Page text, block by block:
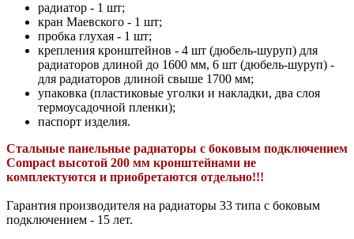
радиатор - 1 шт;
кран Маевского - 1 шт;
пробка глухая - 1 шт;
крепления кронштейнов - 4 шт (дюбель-шуруп) для
радиаторов длиной до 1600 мм, 6 шт (дюбель-шуруп) -
для радиаторов длиной свыше 1700 мм;
упаковка (пластиковые уголки и накладки, два слоя
термоусадочной пленки);
паспорт изделия.
Стальные панельные радиаторы с боковым подключением
Compact высотой 200 мм кронштейнами не
комплектуются и приобретаются отдельно!!!
Гарантия производителя на радиаторы 33 типа с боковым
подключением - 15 лет.